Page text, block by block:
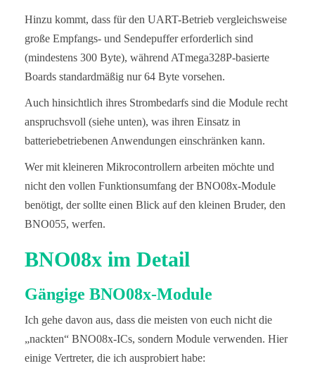
Hinzu kommt, dass für den UART-Betrieb vergleichsweise
große Empfangs- und Sendepuffer erforderlich sind
(mindestens 300 Byte), während ATmega328P-basierte
Boards standardmäßig nur 64 Byte vorsehen.
Auch hinsichtlich ihres Strombedarfs sind die Module recht
anspruchsvoll (siehe unten), was ihren Einsatz in
batteriebetriebenen Anwendungen einschränken kann.
Wer mit kleineren Mikrocontrollern arbeiten möchte und
nicht den vollen Funktionsumfang der BNO08x-Module
benötigt, der sollte einen Blick auf den kleinen Bruder, den
BNO055, werfen.
BNO08x im Detail
Gängige BNO08x-Module
Ich gehe davon aus, dass die meisten von euch nicht die
„nackten“ BNO08x‑ICs, sondern Module verwenden. Hier
einige Vertreter, die ich ausprobiert habe: